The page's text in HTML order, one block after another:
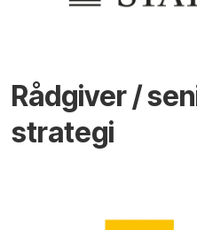
Rådgiver /
strategi